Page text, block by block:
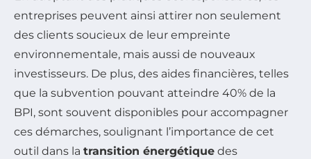
entreprises peuvent ainsi attirer non seulement
des clients soucieux de leur empreinte
environnementale, mais aussi de nouveaux
investisseurs. De plus, des aides financières, telles
que la subvention pouvant atteindre 40% de la
BPI, sont souvent disponibles pour accompagner
ces démarches, soulignant l’importance de cet
outil dans la transition énergétique des